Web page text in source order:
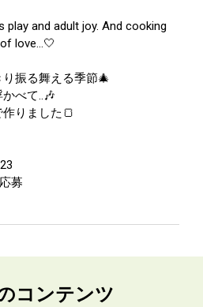
play and adult joy. And cooking
love…🤍
振る舞える季節🎄
べて..🎶
りました🍞
募
コンテンツ